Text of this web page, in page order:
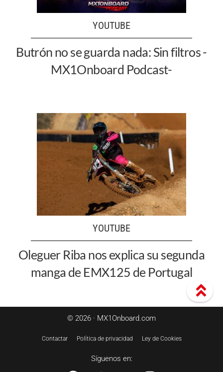
YOUTUBE
Butrón no se guarda nada: Sin filtros -
MX1Onboard Podcast-
YOUTUBE
Oleguer Riba nos explica su segunda
manga de EMX125 de Portugal
© 2026 · MX1Onboard.com
Contactar Política de privacidad Ley de Cookies
Síguenos en: